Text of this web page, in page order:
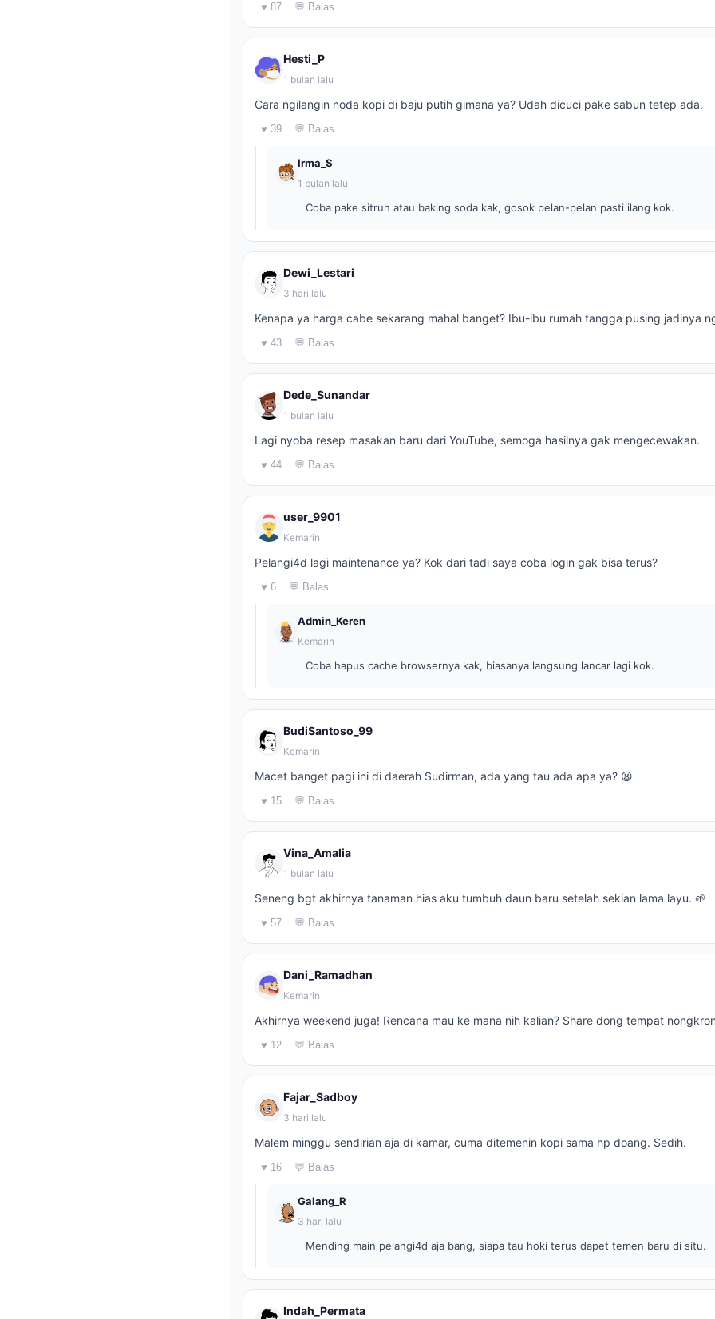
♥ 87 💬 Balas
Hesti_P
1 bulan lalu
Cara ngilangin noda kopi di baju putih gimana ya? Udah dicuci pake sabun tetep ada.
♥ 39 💬 Balas
Irma_S
1 bulan lalu
Coba pake sitrun atau baking soda kak, gosok pelan-pelan pasti ilang kok.
Dewi_Lestari
3 hari lalu
Kenapa ya harga cabe sekarang mahal banget? Ibu-ibu rumah tangga pusing jadinya
♥ 43 💬 Balas
Dede_Sunandar
1 bulan lalu
Lagi nyoba resep masakan baru dari YouTube, semoga hasilnya gak mengecewakan.
♥ 44 💬 Balas
user_9901
Kemarin
Pelangi4d lagi maintenance ya? Kok dari tadi saya coba login gak bisa terus?
♥ 6 💬 Balas
Admin_Keren
Kemarin
Coba hapus cache browsernya kak, biasanya langsung lancar lagi kok.
BudiSantoso_99
Kemarin
Macet banget pagi ini di daerah Sudirman, ada yang tau ada apa ya? 😫
♥ 15 💬 Balas
Vina_Amalia
1 bulan lalu
Seneng bgt akhirnya tanaman hias aku tumbuh daun baru setelah sekian lama layu. 🌱
♥ 57 💬 Balas
Dani_Ramadhan
Kemarin
Akhirnya weekend juga! Rencana mau ke mana nih kalian? Share dong tempat
♥ 12 💬 Balas
Fajar_Sadboy
3 hari lalu
Malem minggu sendirian aja di kamar, cuma ditemenin kopi sama hp doang. Sedih.
♥ 16 💬 Balas
Galang_R
3 hari lalu
Mending main pelangi4d aja bang, siapa tau hoki terus dapet temen baru di situ.
Indah_Permata